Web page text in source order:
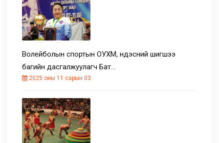
Волейболын спортын ОУХМ, үндэсний шигшээ
багийн дасгалжуулагч Бат…
2025 оны 11 сарын 03